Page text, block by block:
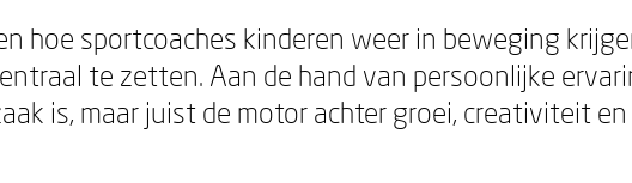
hoe sportcoaches kinderen weer in beweging
te zetten. Aan de hand van persoonlijke
is, maar juist de motor achter groei, creativiteit en